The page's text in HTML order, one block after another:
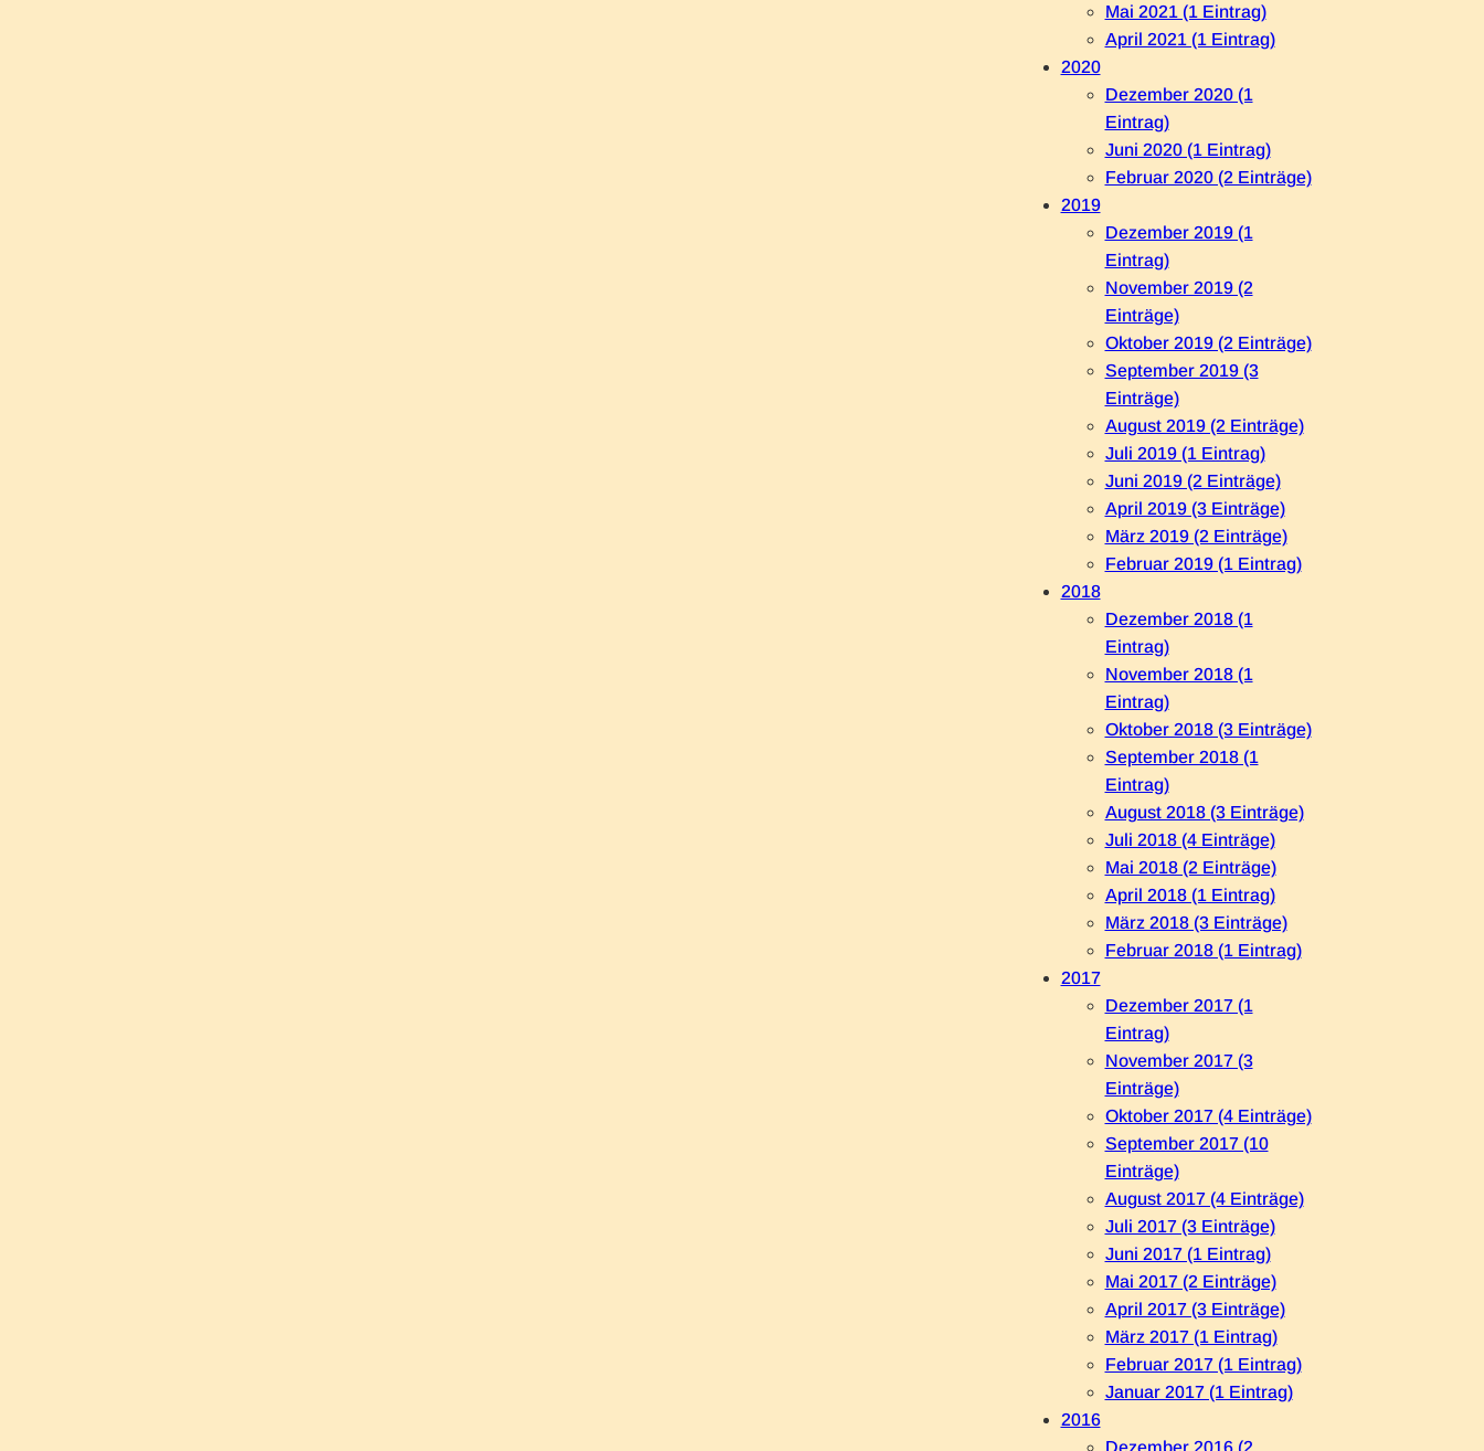
Mai 2021 (1 Eintrag)
April 2021 (1 Eintrag)
2020
Dezember 2020 (1
Eintrag)
Juni 2020 (1 Eintrag)
Februar 2020 (2 Einträge)
2019
Dezember 2019 (1
Eintrag)
November 2019 (2
Einträge)
Oktober 2019 (2 Einträge)
September 2019 (3
Einträge)
August 2019 (2 Einträge)
Juli 2019 (1 Eintrag)
Juni 2019 (2 Einträge)
April 2019 (3 Einträge)
März 2019 (2 Einträge)
Februar 2019 (1 Eintrag)
2018
Dezember 2018 (1
Eintrag)
November 2018 (1
Eintrag)
Oktober 2018 (3 Einträge)
September 2018 (1
Eintrag)
August 2018 (3 Einträge)
Juli 2018 (4 Einträge)
Mai 2018 (2 Einträge)
April 2018 (1 Eintrag)
März 2018 (3 Einträge)
Februar 2018 (1 Eintrag)
2017
Dezember 2017 (1
Eintrag)
November 2017 (3
Einträge)
Oktober 2017 (4 Einträge)
September 2017 (10
Einträge)
August 2017 (4 Einträge)
Juli 2017 (3 Einträge)
Juni 2017 (1 Eintrag)
Mai 2017 (2 Einträge)
April 2017 (3 Einträge)
März 2017 (1 Eintrag)
Februar 2017 (1 Eintrag)
Januar 2017 (1 Eintrag)
2016
Dezember 2016 (2